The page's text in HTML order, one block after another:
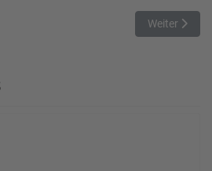
Baskets vs. ESV StaffelseeNächster
Weiter